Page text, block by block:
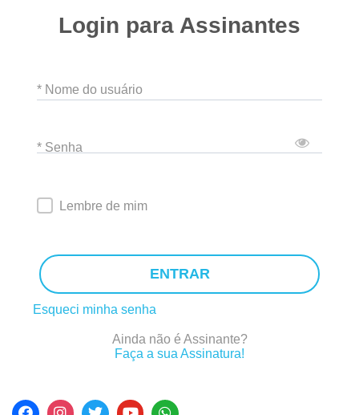
Login para Assinantes
* Nome do usuário
* Senha
Lembre de mim
ENTRAR
Esqueci minha senha
Ainda não é Assinante?
Faça a sua Assinatura!